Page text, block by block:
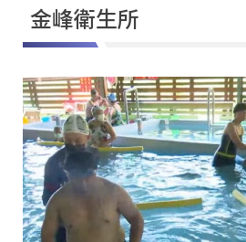
金峰衛生所